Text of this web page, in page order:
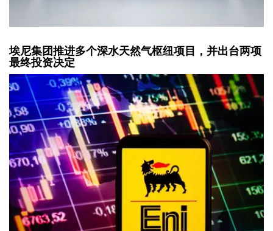
埃尼集团推进多个深水天然气枢纽项目，并出台两项
最终投资决定